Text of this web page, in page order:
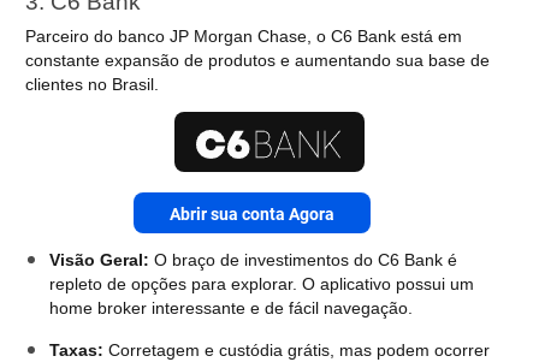
Parceiro do banco JP Morgan Chase, o C6 Bank está em
constante expansão de produtos e aumentando sua base de
clientes no Brasil.
Abrir sua conta Agora
Visão Geral: O braço de investimentos do C6 Bank é
repleto de opções para explorar. O aplicativo possui um
home broker interessante e de fácil navegação.
Taxas: Corretagem e custódia grátis, mas podem ocorrer